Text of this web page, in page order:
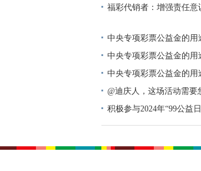
乘风破浪，余生，愿用毕
上一篇： 香格里拉市委研究部
下一篇：